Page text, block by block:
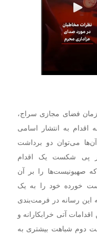
فضای مجازی سراج،
اقدام به انتشار اسامی
می‌توان دو برداشت
در پی شکست یک اقدام
صهیونیست‌ها را بر آن
خورده خود را به یک
این رسانه در فرمت‌بندی
آتی خرابکارانه و
دوم شباهت بیشتری به